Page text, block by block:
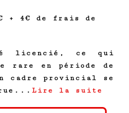
+ 4€ de frais de
licencié, ce qui
rare en période de
cadre provincial se
Lire la suite